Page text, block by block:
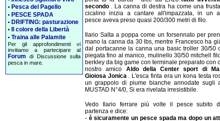
• Pesca del Pagello
• PESCE SPADA
• DRIFTING: pasturazione
• Il colore della Libertà
• Traina alle Palamite
Per gli approfondimenti vi
invitiamo a partecipare al
Forum di Discussione sulla
pesca in mare.
secondo . La canna di destra ha come una
cicalino inizia a cantare all'impazzata, in un
pesce aveva preso quasi 200/300 metri di filo.
Ilario Salta a poppa come un forsennato per
mano la canna da 30 lbs, mentre Francesco ha
dal portacanne la canna una basic troller 30/50
piegata fino al manico, mulinello 30/50 mitchell
berkley da big game con terminale preparato con
nostro amico Aldo della Center sport di
Gioiosa Jonica. L'esca finta era un kona testa
un grappolo di piume bianche annodate sugli
MUSTAD N°4/0, Si era rivelata irresistibile.
Vedo Ilario ferrare più volte il pesce subito
partenza e dice:
- è sicuramente un pesce spada ma dopo un